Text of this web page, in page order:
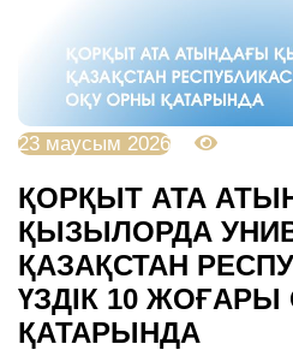
23 маусым 2026
ҚОРҚЫТ АТА
ҚЫЗЫЛОРДА
ҚАЗАҚСТАН
ҮЗДІК 10
ҚАТАРЫНДА